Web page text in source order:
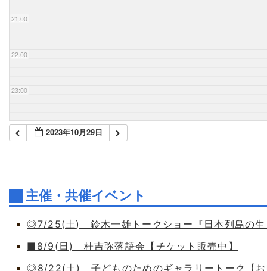
21:00
22:00
23:00
2023年10月29日
主催・共催イベント
◎7/25(土) 鈴木一雄トークショー『日本列島の生
■8/9(日) 桂吉弥落語会【チケット販売中】
◎8/22(土) 子どものためのギャラリートーク【お